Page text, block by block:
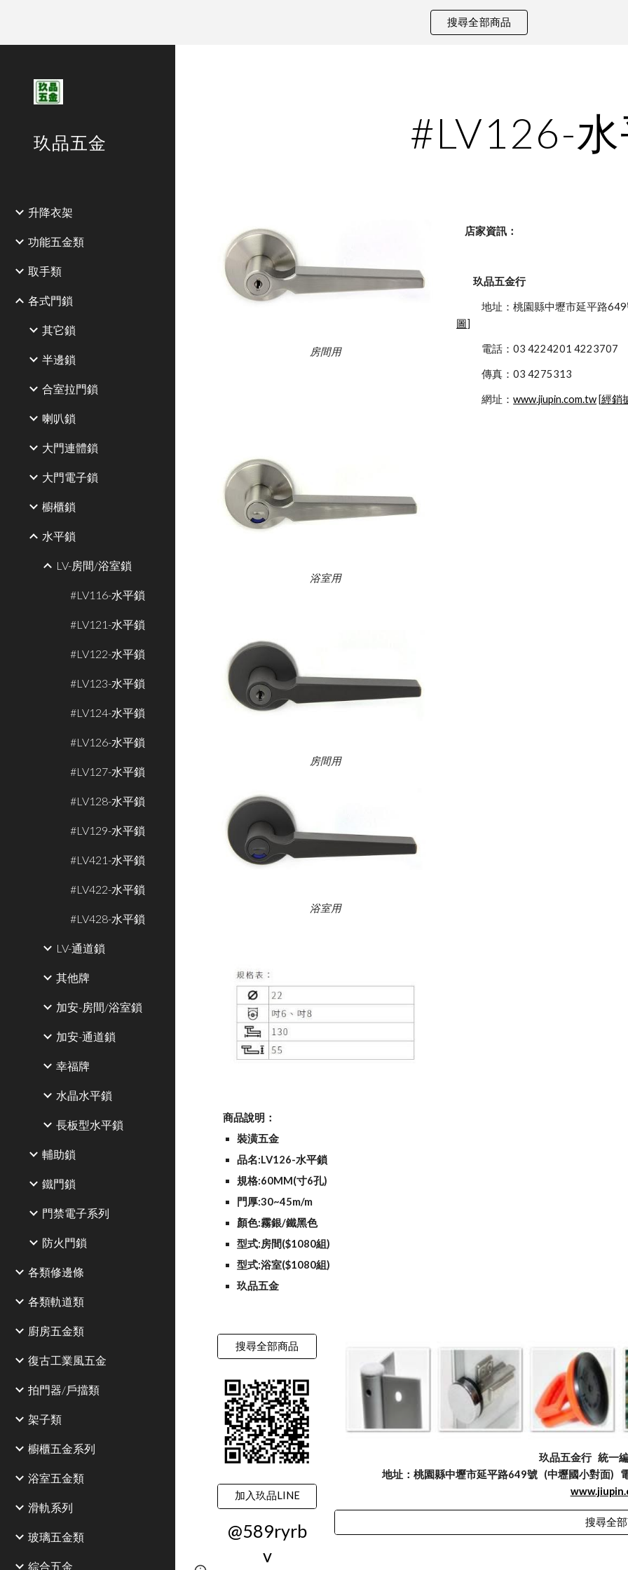
搜尋全部商品
玖品五金
升降衣架
功能五金類
取手類
各式門鎖
其它鎖
半邊鎖
合室拉門鎖
喇叭鎖
大門連體鎖
大門電子鎖
櫥櫃鎖
水平鎖
LV-房間/浴室鎖
#LV116-水平鎖
#LV121-水平鎖
#LV122-水平鎖
#LV123-水平鎖
#LV124-水平鎖
#LV126-水平鎖
#LV127-水平鎖
#LV128-水平鎖
#LV129-水平鎖
#LV421-水平鎖
#LV422-水平鎖
#LV428-水平鎖
LV-通道鎖
其他牌
加安-房間/浴室鎖
加安-通道鎖
幸福牌
水晶水平鎖
長板型水平鎖
輔助鎖
鐵門鎖
門禁電子系列
防火門鎖
各類修邊條
各類軌道類
廚房五金類
復古工業風五金
拍門器/戶擋類
架子類
櫥櫃五金系列
浴室五金類
滑軌系列
玻璃五金類
綜合五金
#LV126-
房間用
    店家資訊：
玖品五金行
地址：桃園縣中壢市延平路
圖]
            電話：03 4224201 4223707
            傳真：03 4275313
            網址：
www.jiupin.com.tw [經銷
浴室用
房間用
浴室用
商品說明：
裝潢五金
品名:LV126-水平鎖
規格:60MM(寸6孔)
門厚:30~45m/m
顏色:霧銀/鐵黑色
型式:房間($1080組)
型式:浴室($1080組)
玖品五金
搜尋全部商品
加入玖品LINE
@589ryrb
v
玖品五金行 統一
地址：桃園縣中壢市延平路649號 (中壢國小對面)
搜尋全